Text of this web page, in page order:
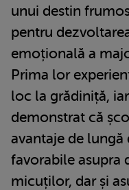
unui destin
pentru
emoțională a
Prima lor
loc la grădiniță,
demonstrat că
avantaje de
favorabile asupra
micuților, dar și